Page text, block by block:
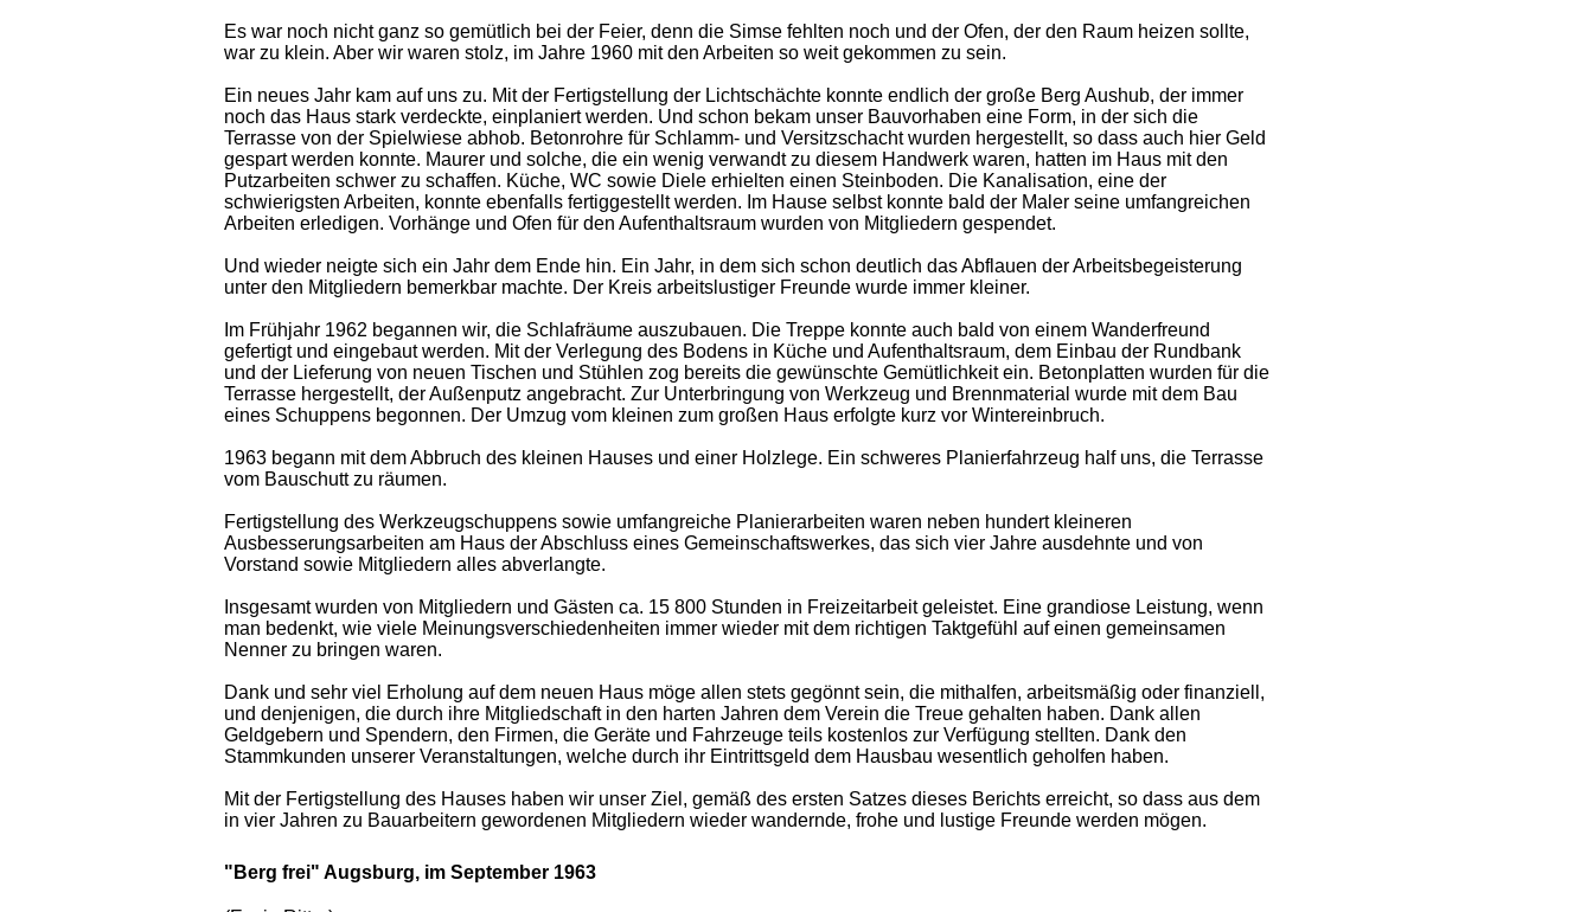
Es war noch nicht ganz so gemütlich bei der Feier, denn die Simse fehlten noch und der Ofen, der den Raum heizen sollte,
war zu klein. Aber wir waren stolz, im Jahre 1960 mit den Arbeiten so weit gekommen zu sein.
Ein neues Jahr kam auf uns zu. Mit der Fertigstellung der Lichtschächte konnte endlich der große Berg Aushub, der immer
noch das Haus stark verdeckte, einplaniert werden. Und schon bekam unser Bauvorhaben eine Form, in der sich die
Terrasse von der Spielwiese abhob. Betonrohre für Schlamm- und Versitzschacht wurden hergestellt, so dass auch hier Geld
gespart werden konnte. Maurer und solche, die ein wenig verwandt zu diesem Handwerk waren, hatten im Haus mit den
Putzarbeiten schwer zu schaffen. Küche, WC sowie Diele erhielten einen Steinboden. Die Kanalisation, eine der
schwierigsten Arbeiten, konnte ebenfalls fertiggestellt werden. Im Hause selbst konnte bald der Maler seine umfangreichen
Arbeiten erledigen. Vorhänge und Ofen für den Aufenthaltsraum wurden von Mitgliedern gespendet.
Und wieder neigte sich ein Jahr dem Ende hin. Ein Jahr, in dem sich schon deutlich das Abflauen der Arbeitsbegeisterung
unter den Mitgliedern bemerkbar machte. Der Kreis arbeitslustiger Freunde wurde immer kleiner.
Im Frühjahr 1962 begannen wir, die Schlafräume auszubauen. Die Treppe konnte auch bald von einem Wanderfreund
gefertigt und eingebaut werden. Mit der Verlegung des Bodens in Küche und Aufenthaltsraum, dem Einbau der Rundbank
und der Lieferung von neuen Tischen und Stühlen zog bereits die gewünschte Gemütlichkeit ein. Betonplatten wurden für die
Terrasse hergestellt, der Außenputz angebracht. Zur Unterbringung von Werkzeug und Brennmaterial wurde mit dem Bau
eines Schuppens begonnen. Der Umzug vom kleinen zum großen Haus erfolgte kurz vor Wintereinbruch.
1963 begann mit dem Abbruch des kleinen Hauses und einer Holzlege. Ein schweres Planierfahrzeug half uns, die Terrasse
vom Bauschutt zu räumen.
Fertigstellung des Werkzeugschuppens sowie umfangreiche Planierarbeiten waren neben hundert kleineren
Ausbesserungsarbeiten am Haus der Abschluss eines Gemeinschaftswerkes, das sich vier Jahre ausdehnte und von
Vorstand sowie Mitgliedern alles abverlangte.
Insgesamt wurden von Mitgliedern und Gästen ca. 15 800 Stunden in Freizeitarbeit geleistet. Eine grandiose Leistung, wenn
man bedenkt, wie viele Meinungsverschiedenheiten immer wieder mit dem richtigen Taktgefühl auf einen gemeinsamen
Nenner zu bringen waren.
Dank und sehr viel Erholung auf dem neuen Haus möge allen stets gegönnt sein, die mithalfen, arbeitsmäßig oder finanziell,
und denjenigen, die durch ihre Mitgliedschaft in den harten Jahren dem Verein die Treue gehalten haben. Dank allen
Geldgebern und Spendern, den Firmen, die Geräte und Fahrzeuge teils kostenlos zur Verfügung stellten. Dank den
Stammkunden unserer Veranstaltungen, welche durch ihr Eintrittsgeld dem Hausbau wesentlich geholfen haben.
Mit der Fertigstellung des Hauses haben wir unser Ziel, gemäß des ersten Satzes dieses Berichts erreicht, so dass aus dem
in vier Jahren zu Bauarbeitern gewordenen Mitgliedern wieder wandernde, frohe und lustige Freunde werden mögen.
"Berg frei" Augsburg, im September 1963